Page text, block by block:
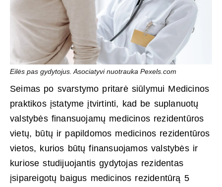
Eilės pas gydytojus. Asociatyvi nuotrauka Pexels.com
Seimas po svarstymo pritarė siūlymui Medicinos
praktikos įstatyme įtvirtinti, kad be suplanuotų
valstybės finansuojamų medicinos rezidentūros
vietų, būtų ir papildomos medicinos rezidentūros
vietos, kurios būtų finansuojamos valstybės ir
kuriose studijuojantis gydytojas rezidentas
įsipareigotų baigus medicinos rezidentūrą 5